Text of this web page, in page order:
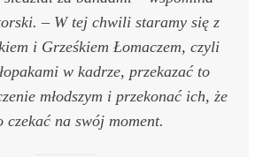
– W tej chwili staramy się z
i Grześkiem Łomaczem, czyli
w kadrze, przekazać to
młodszym i przekonać ich, że
czekać na swój moment.